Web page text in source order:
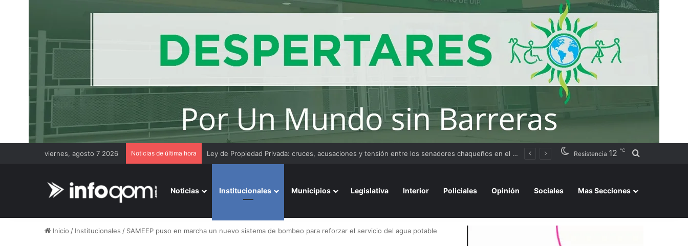
viernes, agosto 7 2026 Noticias de última hora Chaco convoca a emprendedores locales para competir en «Emprendimiento Argentino 2026» Resistencia 12 ℃ Buscar por
Noticias Institucionales Municipios Legislativa Interior Policiales Opinión Sociales Mas Secciones
Inicio / Institucionales / SAMEEP puso en marcha un nuevo sistema de bombeo para reforzar el servicio del agua potable